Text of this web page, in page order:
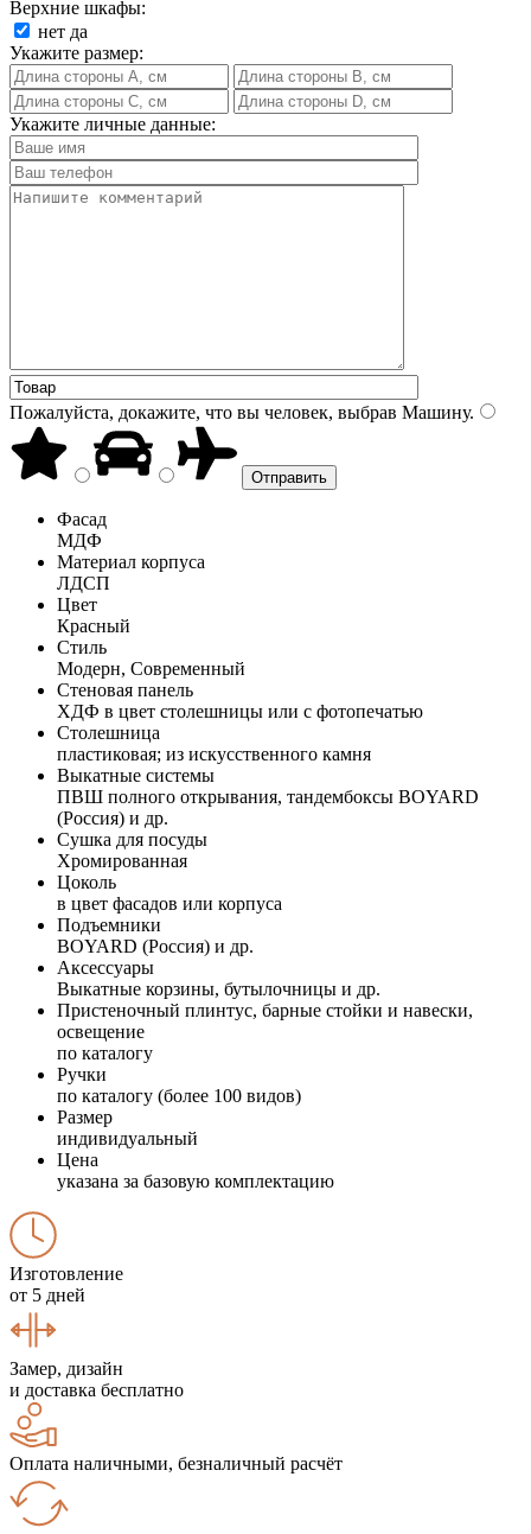
Верхние шкафы:
нет да
Укажите размер:
Укажите личные данные:
Пожалуйста, докажите, что вы человек, выбрав Машину.
Фасад
МДФ
Материал корпуса
ЛДСП
Цвет
Красный
Стиль
Модерн, Современный
Стеновая панель
ХДФ в цвет столешницы или с фотопечатью
Столешница
пластиковая; из искусственного камня
Выкатные системы
ПВШ полного открывания, тандембоксы BOYARD
(Россия) и др.
Сушка для посуды
Хромированная
Цоколь
в цвет фасадов или корпуса
Подъемники
BOYARD (Россия) и др.
Аксессуары
Выкатные корзины, бутылочницы и др.
Пристеночный плинтус, барные стойки и навески,
освещение
по каталогу
Ручки
по каталогу (более 100 видов)
Размер
индивидуальный
Цена
указана за базовую комплектацию
Изготовление
от 5 дней
Замер, дизайн
и доставка бесплатно
Оплата наличными, безналичный расчёт